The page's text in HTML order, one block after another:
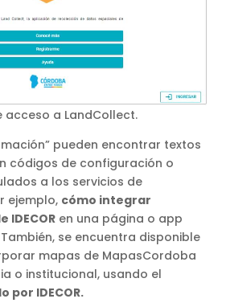
acceso a LandCollect.
pueden encontrar textos
códigos de configuración o
a los servicios de
ejemplo, cómo integrar
IDECOR en una página o app
se encuentra disponible
mapas de MapasCordoba
o institucional, usando el
por IDECOR.